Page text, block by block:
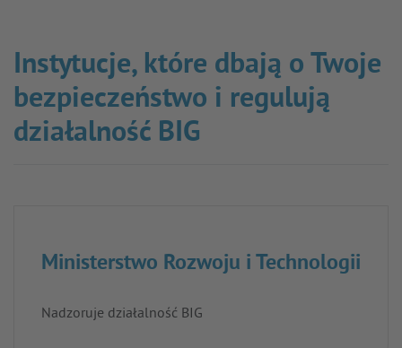
Instytucje, które dbają o Twoje
bezpieczeństwo i regulują
działalność BIG
Ministerstwo Rozwoju i Technologii
Nadzoruje działalność BIG